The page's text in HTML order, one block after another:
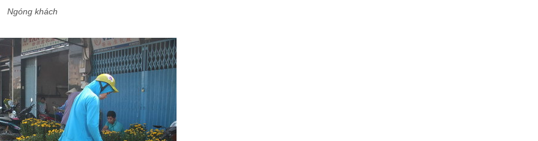
Ngóng khách